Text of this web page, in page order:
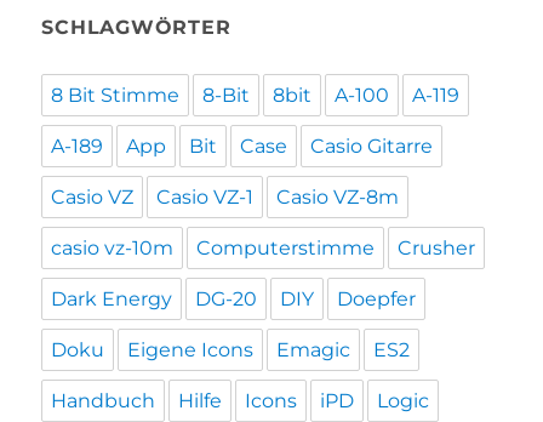
SCHLAGWÖRTER
8 Bit Stimme 8-Bit 8bit A-100 A-119
A-189 App Bit Case Casio Gitarre
Casio VZ Casio VZ-1 Casio VZ-8m
casio vz-10m Computerstimme Crusher
Dark Energy DG-20 DIY Doepfer
Doku Eigene Icons Emagic ES2
Handbuch Hilfe Icons iPD Logic